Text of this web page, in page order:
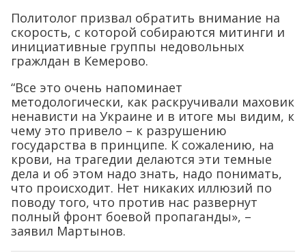
Политолог призвал обратить внимание на
скорость, с которой собираются митинги и
инициативные группы недовольных
гражлдан в Кемерово.
“Все это очень напоминает
методологически, как раскручивали маховик
ненависти на Украине и в итоге мы видим, к
чему это привело – к разрушению
государства в принципе. К сожалению, на
крови, на трагедии делаются эти темные
дела и об этом надо знать, надо понимать,
что происходит. Нет никаких иллюзий по
поводу того, что против нас развернут
полный фронт боевой пропаганды», –
заявил Мартынов.